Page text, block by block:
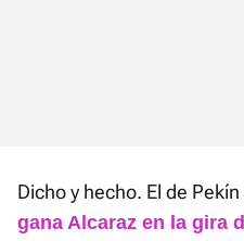
Dicho y hecho. El de Pekín
gana Alcaraz en la gira